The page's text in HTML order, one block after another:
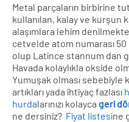
Metal parçaların birbirine
kullanılan, kalay ve kurşun
alaşımlara lehim
cetvelde atom numarası
olup Latince stannum dan
Havada kolaylıkla okside
Yumuşak olması sebebiyle
artıkları yada ihtiyaç fazlası
hurdalarınızı kolayca geri
ne dersiniz? Fiyat listesine